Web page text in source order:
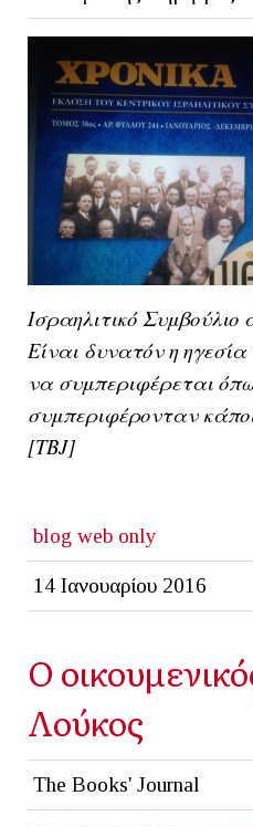
Ισραηλιτικό Συμβούλιο
Είναι δυνατόν η
να συμπεριφέρεται
συμπεριφέρονταν
[TBJ]
blog web only
14 Ιανουαρίου 2016
Ο
Λούκος
The Books' Journal